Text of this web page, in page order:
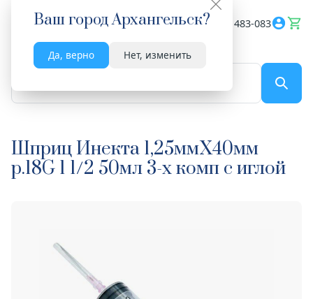
Ваш городАрхангельск?
Да, верно Нет, изменить
Весь сайт 8182 483-083
Шприц Инекта 1,25ммX40мм
р.18G 1 1/2 50мл 3-х комп с иглой